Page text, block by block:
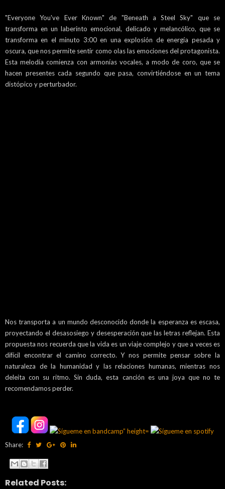
"Everyone You've Ever Known" de "Beneath a Steel Sky" que se
transforma en un laberinto emocional, delicado y melancólico, que se
transforma en el minuto 3:00 en una explosión de energía pesada y
oscura, que nos permite sentir como olas las emociones del protagonista.
Esta melodía comienza con armonías vocales, a modo de coro, que se
hacen presentes cada segundo que pasa, convirtiéndose en un tema
distópico y perturbador.
Nos transporta a un mundo desconocido donde la esperanza es escasa,
proyectando el desasosiego y desesperación que las letras reflejan. Esta
propuesta nos recuerda que la vida es un viaje complejo y que a veces es
difícil encontrar el camino correcto. Y nos permite pensar sobre la
naturaleza de la humanidad y las relaciones humanas, mientras nos
deleita con su ritmo. Sin duda, esta canción es una joya que no te
recomendamos perder.
Share:
Related Posts: